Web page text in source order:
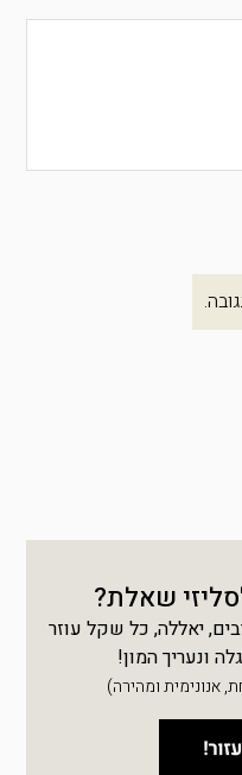
שאלת?
יאללה, כל שקל עוזר
ונעריך המון!